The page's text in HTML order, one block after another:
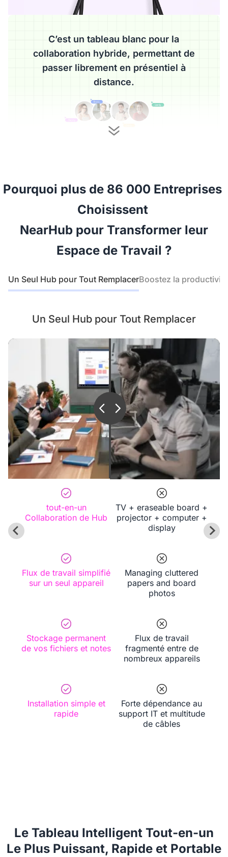
C’est un tableau blanc pour la
collaboration hybride, permettant de
passer librement en présentiel à
distance.
avancée pour rapprocher encore
davantage les équipes.
C’est un écran tactile
interactif conçu pour
l’enseignement et
l’apprentissage, qui
renforce l’engagement des
élèves.
Pourquoi plus de 86 000 Entreprises
Choisissent
Espace de Travail ?
Un Seul Hub pour Tout RemplacerBoostez la
Un Seul Hub pour Tout Remplacer
tout-en-un
Collaboration de Hub
TV + eraseable board +
projector + computer +
display
Flux de travail simplifié
sur un seul appareil
Managing cluttered
papers and board
photos
Stockage permanent
de vos fichiers et notes
Flux de travail
fragmenté entre de
nombreux appareils
Installation simple et
rapide
Forte dépendance au
support IT et multitude
de câbles
Le Tableau Intelligent Tout-en-un
Le Plus Puissant, Rapide et Portable